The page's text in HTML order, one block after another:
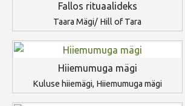
Fallos rituaalideks
Taara Mägi/ Hill of Tara
Hiiemumuga mägi
Kuluse hiiemägi, Hiiemumuga mägi